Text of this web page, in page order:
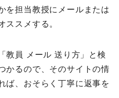
を担当教授にメールまたは
ススメする。
教員 メール 送り方」と検
かるので、そのサイトの情
ば、おそらく丁寧に返事を